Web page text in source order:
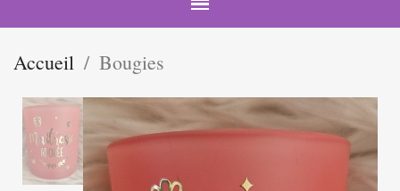
Accueil Bougies